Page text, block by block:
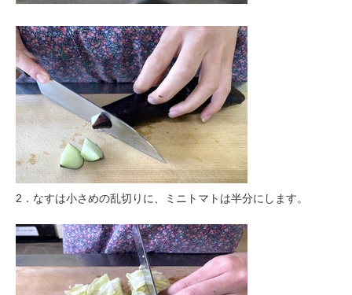
2．なすは小さめの乱切りに、ミニトマトは半分にします。